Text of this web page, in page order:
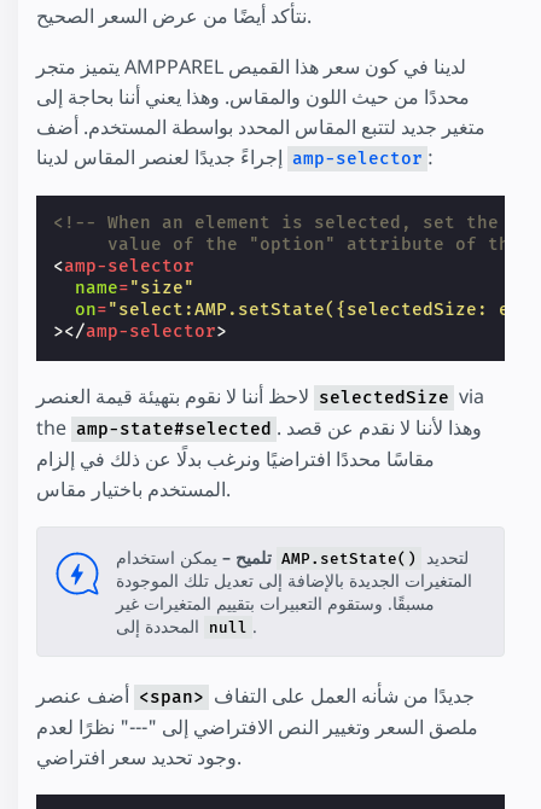
نتأكد أيضًا من عرض السعر الصحيح.
يتميز متجر AMPPAREL لدينا في كون سعر هذا القميص
محددًا من حيث اللون والمقاس. وهذا يعني أننا بحاجة إلى
متغير جديد لتتبع المقاس المحدد بواسطة المستخدم. أضف
amp-selector :
<!-- When an element is selected, set the
value of the "option" attribute of the
<amp-selector
name="size"
on="select:AMP.setState({selectedSize:
></amp-selector>
selectedSize via
the amp-state#selected . وهذا لأننا لا نقدم عن قصد
مقاسًا محددًا افتراضيًا ونرغب بدلًا عن ذلك في إلزام
المستخدم باختيار مقاس.
تلميح – AMP.setState()
المتغيرات الجديدة بالإضافة إلى تعديل تلك الموجودة
مسبقًا. وستقوم التعبيرات بتقييم المتغيرات غير
null .
<span>
ملصق السعر وتغيير النص الافتراضي إلى "---" نظرًا لعدم
وجود تحديد سعر افتراضي.